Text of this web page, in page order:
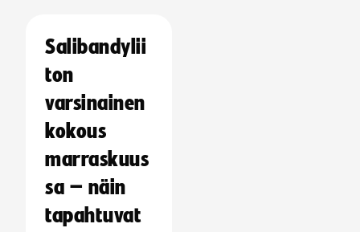
Salibandylii
ton
varsinainen
kokous
marraskuus
sa – näin
tapahtuvat